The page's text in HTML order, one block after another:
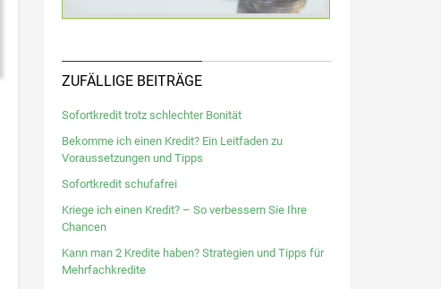
ZUFÄLLIGE BEITRÄGE
Sofortkredit trotz schlechter Bonität
Bekomme ich einen Kredit? Ein Leitfaden zu
Voraussetzungen und Tipps
Sofortkredit schufafrei
Kriege ich einen Kredit? – So verbessern Sie Ihre
Chancen
Kann man 2 Kredite haben? Strategien und Tipps für
Mehrfachkredite